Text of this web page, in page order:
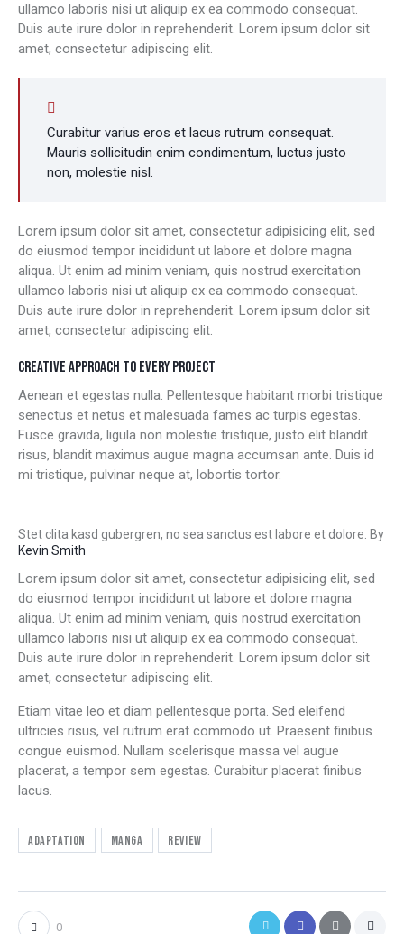
ullamco laboris nisi ut aliquip ex ea commodo consequat.
Duis aute irure dolor in reprehenderit. Lorem ipsum dolor sit
amet, consectetur adipiscing elit.
Curabitur varius eros et lacus rutrum consequat.
Mauris sollicitudin enim condimentum, luctus justo
non, molestie nisl.
Lorem ipsum dolor sit amet, consectetur adipisicing elit, sed
do eiusmod tempor incididunt ut labore et dolore magna
aliqua. Ut enim ad minim veniam, quis nostrud exercitation
ullamco laboris nisi ut aliquip ex ea commodo consequat.
Duis aute irure dolor in reprehenderit. Lorem ipsum dolor sit
amet, consectetur adipiscing elit.
CREATIVE APPROACH TO EVERY PROJECT
Aenean et egestas nulla. Pellentesque habitant morbi tristique
senectus et netus et malesuada fames ac turpis egestas.
Fusce gravida, ligula non molestie tristique, justo elit blandit
risus, blandit maximus augue magna accumsan ante. Duis id
mi tristique, pulvinar neque at, lobortis tortor.
Stet clita kasd gubergren, no sea sanctus est labore et dolore. By
Kevin Smith
Lorem ipsum dolor sit amet, consectetur adipisicing elit, sed
do eiusmod tempor incididunt ut labore et dolore magna
aliqua. Ut enim ad minim veniam, quis nostrud exercitation
ullamco laboris nisi ut aliquip ex ea commodo consequat.
Duis aute irure dolor in reprehenderit. Lorem ipsum dolor sit
amet, consectetur adipiscing elit.
Etiam vitae leo et diam pellentesque porta. Sed eleifend
ultricies risus, vel rutrum erat commodo ut. Praesent finibus
congue euismod. Nullam scelerisque massa vel augue
placerat, a tempor sem egestas. Curabitur placerat finibus
lacus.
Adaptation Manga Review
0